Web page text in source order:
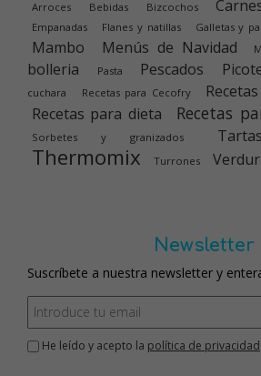
Arroces Bebidas Bizcochos
Empanadas Flanes y natillas Galletas y
Mambo Menús de Navidad
bolleria
Pasta Pescados
cuchara
Recetas para Cecofry
Recetas para dieta
Recetas
Sorbetes y granizados
Tartas
Thermomix Turrones
Newsletter
Suscríbete a nuestra newsletter y
He leído y acepto la política de privacidad